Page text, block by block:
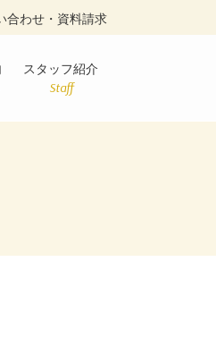
合わせ・資料請求
スタッフ紹介
Staff